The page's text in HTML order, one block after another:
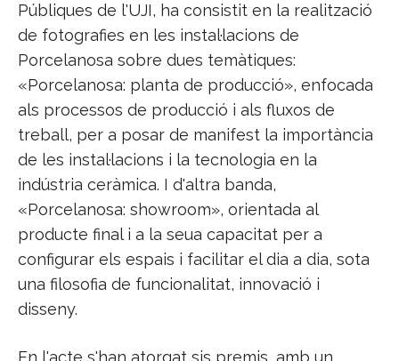
Públiques de l'UJI, ha consistit en la realització
de fotografies en les instal·lacions de
Porcelanosa sobre dues temàtiques:
«Porcelanosa: planta de producció», enfocada
als processos de producció i als fluxos de
treball, per a posar de manifest la importància
de les instal·lacions i la tecnologia en la
indústria ceràmica. I d'altra banda,
«Porcelanosa: showroom», orientada al
producte final i a la seua capacitat per a
configurar els espais i facilitar el dia a dia, sota
una filosofia de funcionalitat, innovació i
disseny.
En l'acte s'han atorgat sis premis, amb un